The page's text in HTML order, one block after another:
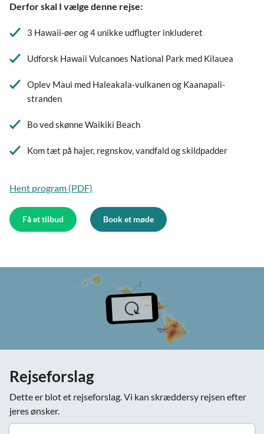
Derfor skal I vælge denne rejse:
3 Hawaii-øer og 4 unikke udflugter inkluderet
Udforsk Hawaii Vulcanoes National Park med Kilauea
Oplev Maui med Haleakala-vulkanen og Kaanapali-
stranden
Bo ved skønne Waikiki Beach
Kom tæt på hajer, regnskov, vandfald og skildpadder
Hent program (PDF)
Få et tilbud Book et møde
Rejseforslag
Dette er blot et rejseforslag. Vi kan skræddersy rejsen efter
jeres ønsker.